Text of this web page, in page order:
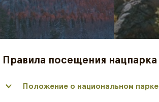
Правила посещения нацпарка
Положение о национальном парке